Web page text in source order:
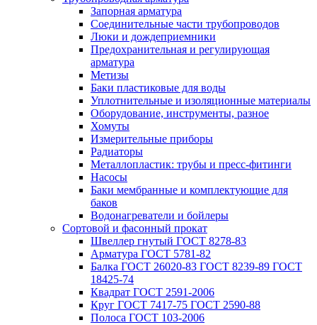
Запорная арматура
Соединительные части трубопроводов
Люки и дождеприемники
Предохранительная и регулирующая
арматура
Метизы
Баки пластиковые для воды
Уплотнительные и изоляционные материалы
Оборудование, инструменты, разное
Хомуты
Измерительные приборы
Радиаторы
Металлопластик: трубы и пресс-фитинги
Насосы
Баки мембранные и комплектующие для
баков
Водонагреватели и бойлеры
Сортовой и фасонный прокат
Швеллер гнутый ГОСТ 8278-83
Арматура ГОСТ 5781-82
Балка ГОСТ 26020-83 ГОСТ 8239-89 ГОСТ
18425-74
Квадрат ГОСТ 2591-2006
Круг ГОСТ 7417-75 ГОСТ 2590-88
Полоса ГОСТ 103-2006